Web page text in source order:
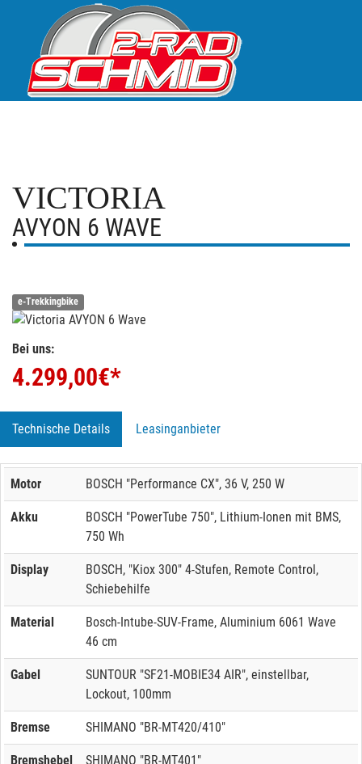
VICTORIA
AVYON 6 WAVE
e-Trekkingbike
Bei uns:
4.299,00€*
Technische Details Leasinganbieter
Motor BOSCH "Performance CX", 36 V, 250 W
Akku
BOSCH "PowerTube 750", Lithium-Ionen mit BMS,
750 Wh
Display
BOSCH, "Kiox 300" 4-Stufen, Remote Control,
Schiebehilfe
Material
Bosch-Intube-SUV-Frame, Aluminium 6061 Wave
46 cm
Gabel
SUNTOUR "SF21-MOBIE34 AIR", einstellbar,
Lockout, 100mm
Bremse SHIMANO "BR-MT420/410"
Bremshebel SHIMANO "BR-MT401"